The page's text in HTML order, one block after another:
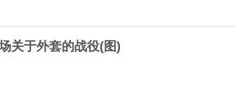
关于外套的战役(图)